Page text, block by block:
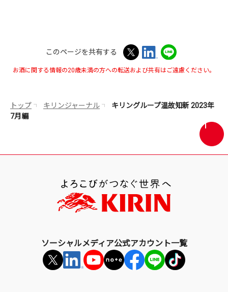
このページを共有する
お酒に関する情報の20歳未満の方への転送および共有はご遠慮ください。
トップ キリンジャーナル
キリングループ温故知新 2023年
7月編
画
面
ソーシャルメディア公式アカウント一覧